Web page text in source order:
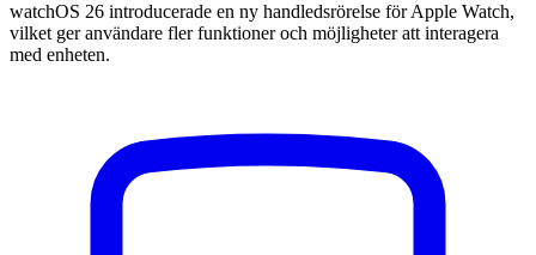
watchOS 26 introducerade en ny handledsrörelse för Apple Watch,
vilket ger användare fler funktioner och möjligheter att interagera
med enheten.